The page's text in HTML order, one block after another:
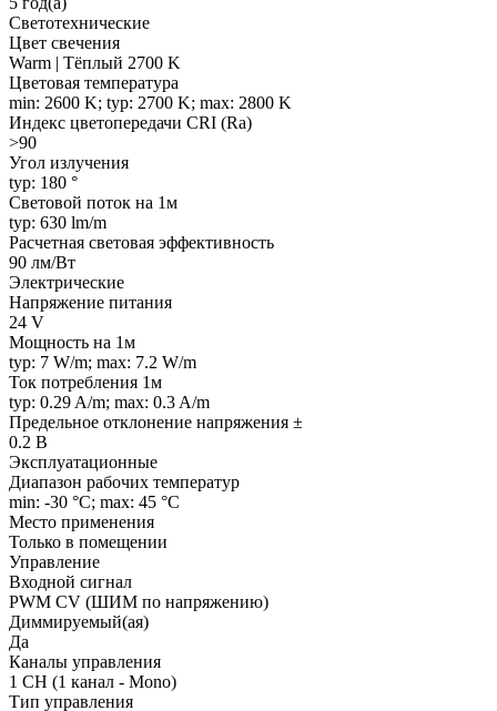
Светотехнические
Цвет свечения
Warm | Тёплый 2700 K
Цветовая температура
min: 2600 K; typ: 2700 K; max: 2800 K
Индекс цветопередачи CRI (Ra)
>90
Угол излучения
typ: 180 °
Световой поток на 1м
typ: 630 lm/m
Расчетная световая эффективность
90 лм/Вт
Электрические
Напряжение питания
24 V
Мощность на 1м
typ: 7 W/m; max: 7.2 W/m
Ток потребления 1м
typ: 0.29 A/m; max: 0.3 A/m
Предельное отклонение напряжения ±
0.2 В
Эксплуатационные
Диапазон рабочих температур
min: -30 °C; max: 45 °C
Место применения
Только в помещении
Управление
Входной сигнал
PWM СV (ШИМ по напряжению)
Диммируемый(ая)
Да
Каналы управления
1 CH (1 канал - Mono)
Тип управления